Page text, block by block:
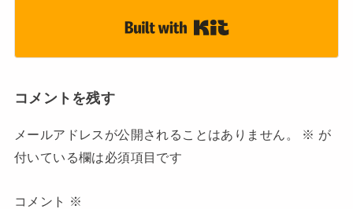
コメントを残す
メールアドレスが公開されることはありません。 ※ が
付いている欄は必須項目です
コメント ※